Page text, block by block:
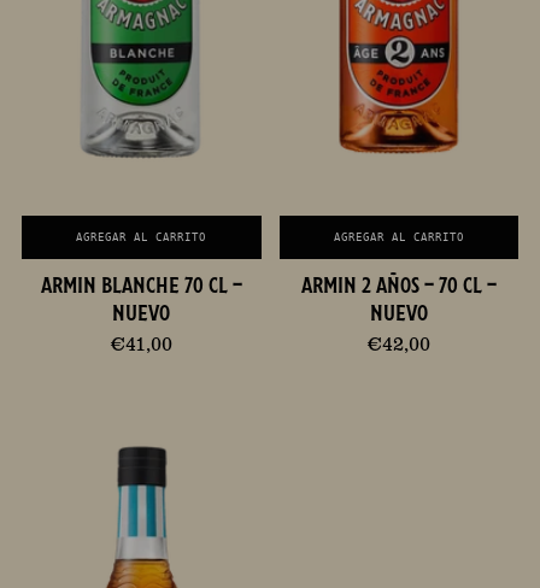
AGREGAR AL CARRITO
ARMIN BLANCHE 70 CL -
NUEVO
€41,00
AGREGAR AL CARRITO
ARMIN 2 AÑOS - 70 CL -
NUEVO
€42,00